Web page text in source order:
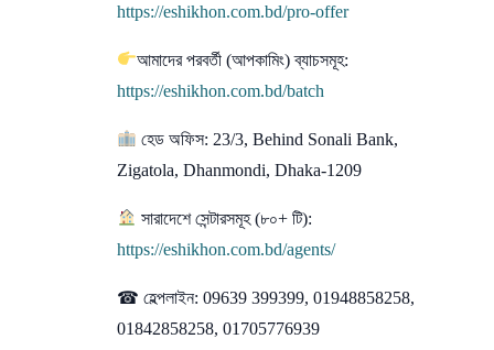
https://eshikhon.com.bd/pro-offer
আমাদের পরবর্তী (আপকামিং) ব্যাচসমূহ:
https://eshikhon.com.bd/batch
হেড অফিস: 23/3, Behind Sonali Bank,
Zigatola, Dhanmondi, Dhaka-1209
সারাদেশে সেন্টারসমূহ (৮০+ টি):
https://eshikhon.com.bd/agents/
☎ হেল্পলাইন: 09639 399399, 01948858258,
01842858258, 01705776939